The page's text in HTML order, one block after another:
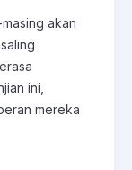
akan
ini,
mereka